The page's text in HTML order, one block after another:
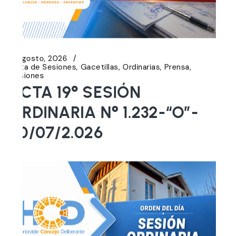
5 agosto, 2026
Acta de Sesiones Gacetillas Ordinarias Prensa
Sesiones
ACTA 19° SESIÓN
ORDINARIA N° 1.232-“O”-
30/07/2.026